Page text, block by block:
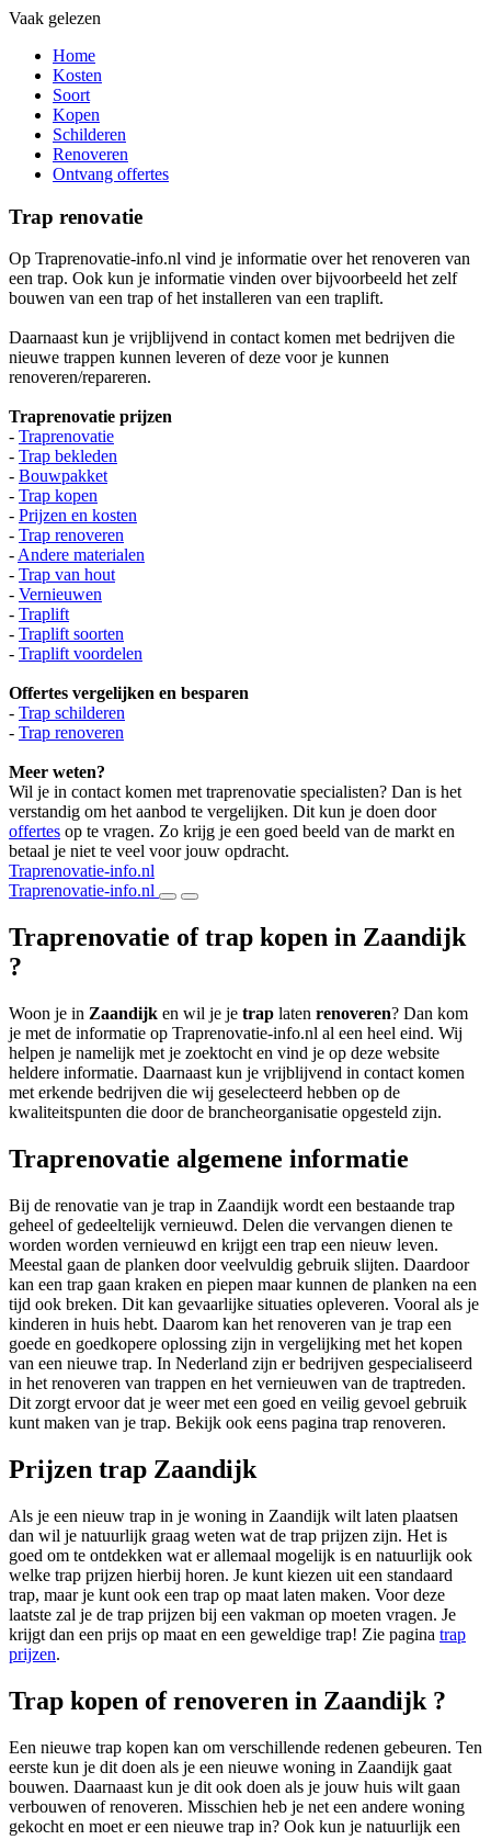
Vaak gelezen
Home
Kosten
Soort
Kopen
Schilderen
Renoveren
Ontvang offertes
Trap renovatie
Op Traprenovatie-info.nl vind je informatie over het renoveren van
een trap. Ook kun je informatie vinden over bijvoorbeeld het zelf
bouwen van een trap of het installeren van een traplift.
Daarnaast kun je vrijblijvend in contact komen met bedrijven die
nieuwe trappen kunnen leveren of deze voor je kunnen
renoveren/repareren.
Traprenovatie prijzen
- Traprenovatie
- Trap bekleden
- Bouwpakket
- Trap kopen
- Prijzen en kosten
- Trap renoveren
-Andere materialen
- Trap van hout
- Vernieuwen
- Traplift
- Traplift soorten
- Traplift voordelen
Offertes vergelijken en besparen
- Trap schilderen
- Trap renoveren
Meer weten?
Wil je in contact komen met traprenovatie specialisten? Dan is het
verstandig om het aanbod te vergelijken. Dit kun je doen door
offertes op te vragen. Zo krijg je een goed beeld van de markt en
betaal je niet te veel voor jouw opdracht.
Traprenovatie-info.nl
Traprenovatie-info.nl
Traprenovatie of trap kopen in Zaandijk
?
Woon je in Zaandijk en wil je je trap laten renoveren? Dan kom
je met de informatie op Traprenovatie-info.nl al een heel eind. Wij
helpen je namelijk met je zoektocht en vind je op deze website
heldere informatie. Daarnaast kun je vrijblijvend in contact komen
met erkende bedrijven die wij geselecteerd hebben op de
kwaliteitspunten die door de brancheorganisatie opgesteld zijn.
Traprenovatie algemene informatie
Bij de renovatie van je trap in Zaandijk wordt een bestaande trap
geheel of gedeeltelijk vernieuwd. Delen die vervangen dienen te
worden worden vernieuwd en krijgt een trap een nieuw leven.
Meestal gaan de planken door veelvuldig gebruik slijten. Daardoor
kan een trap gaan kraken en piepen maar kunnen de planken na een
tijd ook breken. Dit kan gevaarlijke situaties opleveren. Vooral als je
kinderen in huis hebt. Daarom kan het renoveren van je trap een
goede en goedkopere oplossing zijn in vergelijking met het kopen
van een nieuwe trap. In Nederland zijn er bedrijven gespecialiseerd
in het renoveren van trappen en het vernieuwen van de traptreden.
Dit zorgt ervoor dat je weer met een goed en veilig gevoel gebruik
kunt maken van je trap. Bekijk ook eens pagina trap renoveren.
Prijzen trap Zaandijk
Als je een nieuw trap in je woning in Zaandijk wilt laten plaatsen
dan wil je natuurlijk graag weten wat de trap prijzen zijn. Het is
goed om te ontdekken wat er allemaal mogelijk is en natuurlijk ook
welke trap prijzen hierbij horen. Je kunt kiezen uit een standaard
trap, maar je kunt ook een trap op maat laten maken. Voor deze
laatste zal je de trap prijzen bij een vakman op moeten vragen. Je
krijgt dan een prijs op maat en een geweldige trap! Zie pagina trap
prijzen.
Trap kopen of renoveren in Zaandijk ?
Een nieuwe trap kopen kan om verschillende redenen gebeuren. Ten
eerste kun je dit doen als je een nieuwe woning in Zaandijk gaat
bouwen. Daarnaast kun je dit ook doen als je jouw huis wilt gaan
verbouwen of renoveren. Misschien heb je net een andere woning
gekocht en moet er een nieuwe trap in? Ook kun je natuurlijk een